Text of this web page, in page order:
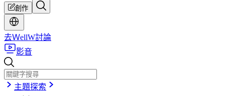
創作
去ＷellW討論
影音
主題探索